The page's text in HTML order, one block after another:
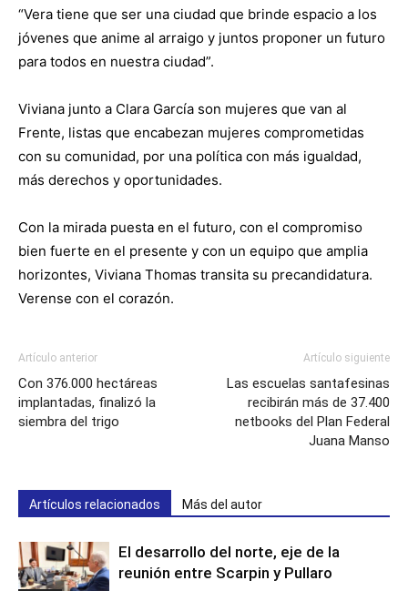
“Vera tiene que ser una ciudad que brinde espacio a los
jóvenes que anime al arraigo y juntos proponer un futuro
para todos en nuestra ciudad”.
Viviana junto a Clara García son mujeres que van al
Frente, listas que encabezan mujeres comprometidas
con su comunidad, por una política con más igualdad,
más derechos y oportunidades.
Con la mirada puesta en el futuro, con el compromiso
bien fuerte en el presente y con un equipo que amplia
horizontes, Viviana Thomas transita su precandidatura.
Verense con el corazón.
Artículo anterior
Con 376.000 hectáreas
implantadas, finalizó la
siembra del trigo
Artículo siguiente
Las escuelas santafesinas
recibirán más de 37.400
netbooks del Plan Federal
Juana Manso
Artículos relacionados Más del autor
El desarrollo del norte, eje de la
reunión entre Scarpin y Pullaro